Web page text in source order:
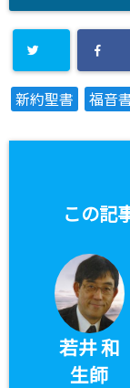
新約聖書 福音
この記
若井 和
生師